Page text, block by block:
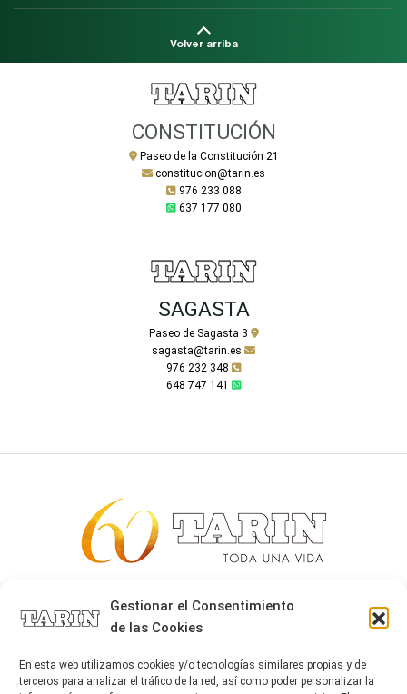
Gestionar el Consentimiento
de las Cookies
En esta web utilizamos cookies y/o tecnologías similares propias y de
terceros para analizar el tráfico de la red, así como poder personalizar la
Volver arriba
CONSTITUCIÓN
Paseo de la Constitución 21
constitucion@tarin.es
976 233 088
637 177 080
SAGASTA
Paseo de Sagasta 3
sagasta@tarin.es
976 232 348
648 747 141
Alta joyería desde 1963
Tarín Magazine
Contacto